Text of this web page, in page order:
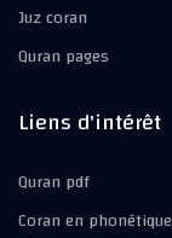
Juz coran
Quran pages
Liens d'intérêt
Quran pdf
Coran en phonétique